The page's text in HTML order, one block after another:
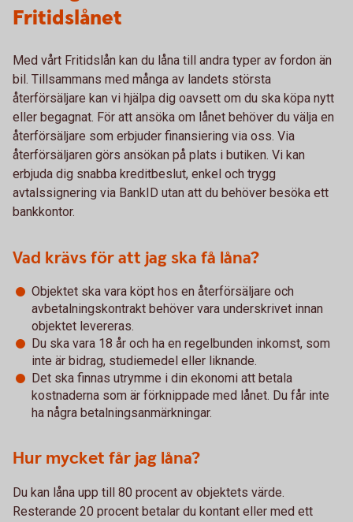
Fritidslånet
Med vårt Fritidslån kan du låna till andra typer av fordon än
bil. Tillsammans med många av landets största
återförsäljare kan vi hjälpa dig oavsett om du ska köpa nytt
eller begagnat. För att ansöka om lånet behöver du välja en
återförsäljare som erbjuder finansiering via oss. Via
återförsäljaren görs ansökan på plats i butiken. Vi kan
erbjuda dig snabba kreditbeslut, enkel och trygg
avtalssignering via BankID utan att du behöver besöka ett
bankkontor.
Vad krävs för att jag ska få låna?
Objektet ska vara köpt hos en återförsäljare och
avbetalningskontrakt behöver vara underskrivet innan
objektet levereras.
Du ska vara 18 år och ha en regelbunden inkomst, som
inte är bidrag, studiemedel eller liknande.
Det ska finnas utrymme i din ekonomi att betala
kostnaderna som är förknippade med lånet. Du får inte
ha några betalningsanmärkningar.
Hur mycket får jag låna?
Du kan låna upp till 80 procent av objektets värde.
Resterande 20 procent betalar du kontant eller med ett